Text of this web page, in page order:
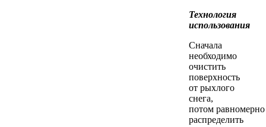
Технология
использования
Сначала
необходимо
очистить
поверхность
от рыхлого
снега,
потом равномерно
распределить